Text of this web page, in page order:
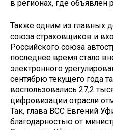
в регионах, где объявлен
Также одним из главных
союза страховщиков и
Российского союза
последнее время стало
электронного
сентябрю текущего года
воспользовались 27,2
цифровизации отрасли
Так, глава ВСС Евгений
благодарностью от